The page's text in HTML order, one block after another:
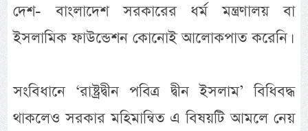
দেশ- বাংলাদেশ সরকারের ধর্ম মন্ত্রণালয় বা
ইসলামিক ফাউন্ডেশন কোনোই আলোকপাত করেনি।
সংবিধানে ‘রাষ্ট্রদ্বীন পবিত্র দ্বীন ইসলাম’ বিধিবদ্ধ
থাকলেও সরকার মহিমান্বিত এ বিষয়টি আমলে নেয়